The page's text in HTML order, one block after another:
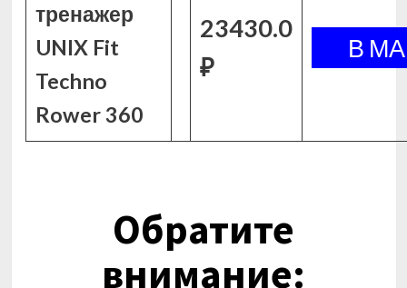
тренажер
UNIX Fit
Techno
Rower 360
23430.0
₽
Обратите
внимание: